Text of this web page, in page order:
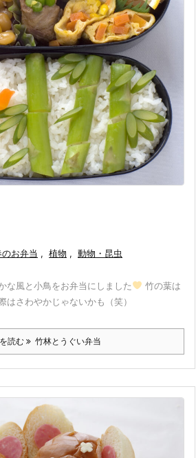
のお弁当 , 植物 , 動物・昆虫
な風と小鳥をお弁当にしました
竹の葉は
はさわやかじゃないかも（笑）
読む 竹林とうぐい弁当